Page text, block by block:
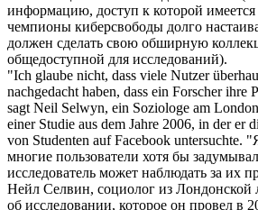
информацию, доступ к которой имеется
чемпионы киберсвободы долго
должен сделать свою обширную
общедоступной для исследований).
"Ich glaube nicht, dass viele Nutzer
nachgedacht haben, dass ein Forscher ihre
sagt Neil Selwyn, ein Soziologe am
einer Studie aus dem Jahre 2006, in der er
von Studenten aufFacebook untersuchte.
многие пользователи хотя бы
исследователь может наблюдать за их
Нейл Селвин, социолог из Лондонской
об исследовании, которое он провел в